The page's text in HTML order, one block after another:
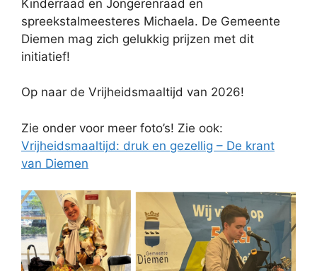
Kinderraad en Jongerenraad en
spreekstalmeesteres Michaela. De Gemeente
Diemen mag zich gelukkig prijzen met dit
initiatief!
Op naar de Vrijheidsmaaltijd van 2026!
Zie onder voor meer foto’s! Zie ook:
Vrijheidsmaaltijd: druk en gezellig – De krant
van Diemen